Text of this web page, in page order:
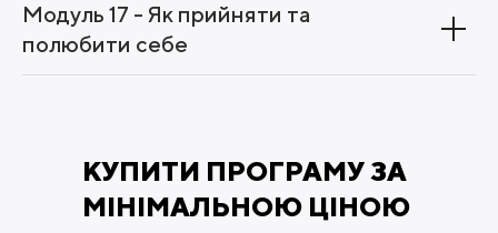
Модуль 17 - Як прийняти та
полюбити себе
КУПИТИ ПРОГРАМУ ЗА
МІНІМАЛЬНОЮ ЦІНОЮ